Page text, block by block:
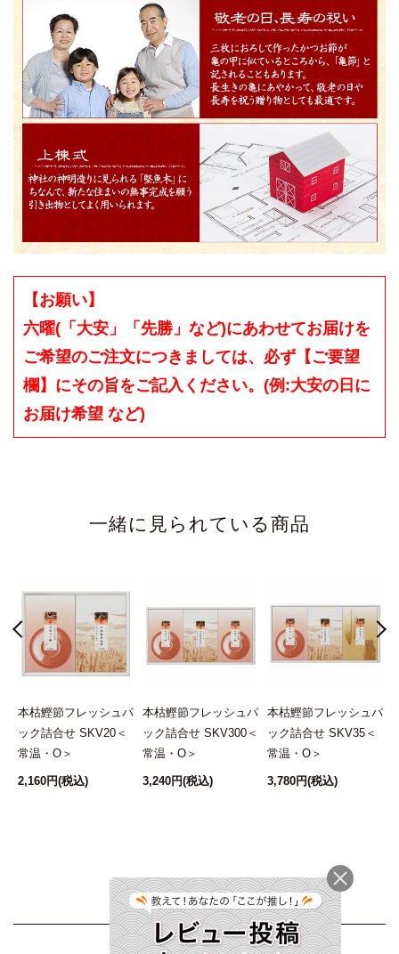
【お願い】
六曜(「大安」「先勝」など)にあわせてお届けを
ご希望のご注文につきましては、必ず【ご要望
欄】にその旨をご記入ください。(例:大安の日に
お届け希望 など)
一緒に見られている商品
本枯鰹節フレッシュパ
ック詰合せ SKV20＜
常温・O＞
2,160円(税込)
本枯鰹節フレッシュパ
ック詰合せ SKV300＜
常温・O＞
3,240円(税込)
本枯鰹節フレッシュパ
ック詰合せ SKV35＜
常温・O＞
3,780円(税込)